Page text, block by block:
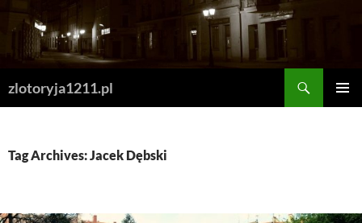
Skip
content
zlotoryja1211.pl
Tag Archives: Jacek Dębski